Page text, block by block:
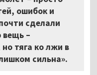
ошибок и
сделали
вещь –
но тяга ко лжи в
сильна».